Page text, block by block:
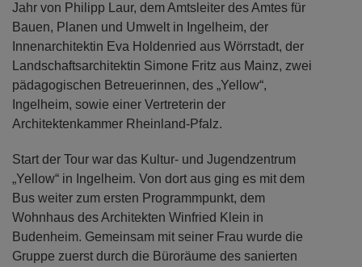
Jahr von Philipp Laur, dem Amtsleiter des Amtes für
Bauen, Planen und Umwelt in Ingelheim, der
Innenarchitektin Eva Holdenried aus Wörrstadt, der
Landschaftsarchitektin Simone Fritz aus Mainz, zwei
pädagogischen Betreuerinnen, des „Yellow“,
Ingelheim, sowie einer Vertreterin der
Architektenkammer Rheinland-Pfalz.
Start der Tour war das Kultur- und Jugendzentrum
„Yellow“ in Ingelheim. Von dort aus ging es mit dem
Bus weiter zum ersten Programmpunkt, dem
Wohnhaus des Architekten Winfried Klein in
Budenheim. Gemeinsam mit seiner Frau wurde die
Gruppe zuerst durch die Büroräume des sanierten